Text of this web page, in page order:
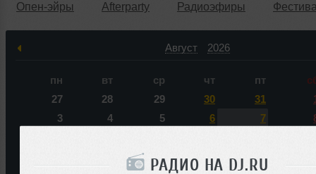
РАДИО НА DJ.RU
Опен-эйры Afterparty Радиоэфиры
Август 2026
пн вт ср чт пт
27
28 29 30 31
3
4 5 6 7
19 20 21